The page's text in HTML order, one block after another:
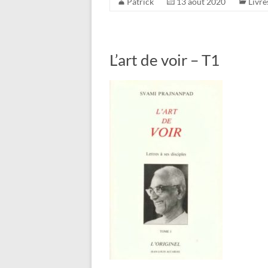
L’art de voir – T1